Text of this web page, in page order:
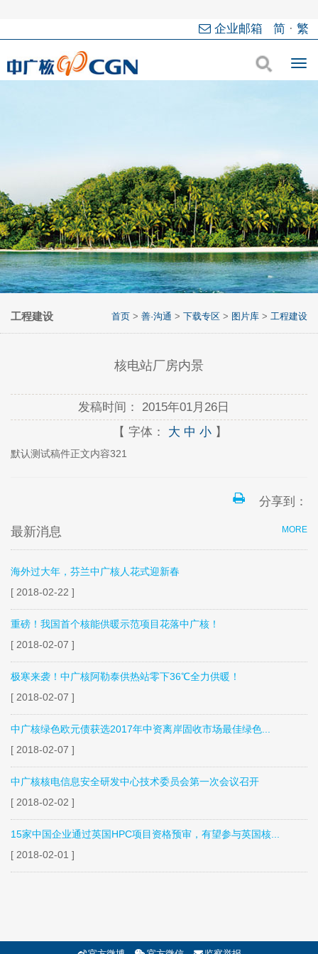
企业邮箱 简· 繁
首页 > 善·沟通 > 下载专区 > 图片库 > 工程建设
工程建设
核电站厂房内景
发稿时间： 2015年01月26日
【 字体： 大 中 小】
默认测试稿件正文内容321
分享到：
MORE
最新消息
海外过大年，芬兰中广核人花式迎新春
[ 2018-02-22 ]
重磅！我国首个核能供暖示范项目花落中广核！
[ 2018-02-07 ]
极寒来袭！中广核阿勒泰供热站零下36℃全力供暖！
[ 2018-02-07 ]
中广核绿色欧元债获选2017年中资离岸固收市场最佳绿色...
[ 2018-02-07 ]
中广核核电信息安全研发中心技术委员会第一次会议召开
[ 2018-02-02 ]
15家中国企业通过英国HPC项目资格预审，有望参与英国核...
[ 2018-02-01 ]